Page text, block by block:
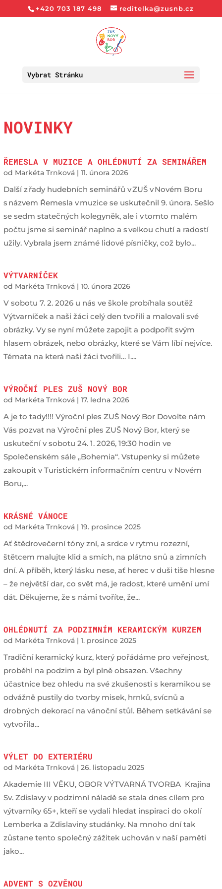
+420 703 187 498 reditelka@zusnb.cz
Vybrat Stránku
NOVINKY
ŘEMESLA V MUZICE A OHLÉDNUTÍ ZA SEMINÁŘEM
od Markéta Trnková| 11. února 2026
Další z řady hudebních seminářů v ZUŠ v Novém Boru
s názvem Řemesla v muzice se uskutečnil 9. února. Sešlo
se sedm statečných kolegyněk, ale i v tomto malém
počtu jsme si seminář naplno a s velkou chutí a radostí
užily. Vybrala jsem známé lidové písničky, což bylo...
VÝTVARNÍČEK
od Markéta Trnková| 10. února 2026
V sobotu 7. 2. 2026 u nás ve škole probíhala soutěž
Výtvarníček a naši žáci celý den tvořili a malovali své
obrázky. Vy se nyní můžete zapojit a podpořit svým
hlasem obrázek, nebo obrázky, které se Vám líbí nejvíce.
Témata na která naši žáci tvořili… I....
VÝROČNÍ PLES ZUŠ NOVÝ BOR
od Markéta Trnková| 17. ledna 2026
A je to tady!!!! Výroční ples ZUŠ Nový Bor Dovolte nám
Vás pozvat na Výroční ples ZUŠ Nový Bor, který se
uskuteční v sobotu 24. 1. 2026, 19:30 hodin ve
Společenském sále „Bohemia“. Vstupenky si můžete
zakoupit v Turistickém informačním centru v Novém
Boru,...
KRÁSNÉ VÁNOCE
od Markéta Trnková| 19. prosince 2025
Ať štědrovečerní tóny zní, a srdce v rytmu rozezní,
štětcem malujte klid a smích, na plátno snů a zimních
dní. A příběh, který lásku nese, ať herec v duši tiše hlesne
– že největší dar, co svět má, je radost, které umění umí
dát. Děkujeme, že s námi tvoříte, že...
OHLÉDNUTÍ ZA PODZIMNÍM KERAMICKÝM KURZEM
od Markéta Trnková| 1. prosince 2025
Tradiční keramický kurz, který pořádáme pro veřejnost,
proběhl na podzim a byl plně obsazen. Všechny
účastnice bez ohledu na své zkušenosti s keramikou se
odvážně pustily do tvorby misek, hrnků, svícnů a
drobných dekorací na vánoční stůl. Během setkávání se
vytvořila...
VÝLET DO EXTERIÉRU
od Markéta Trnková| 26. listopadu 2025
Akademie III VĚKU, OBOR VÝTVARNÁ TVORBA Krajina
Sv. Zdislavy v podzimní náladě se stala dnes cílem pro
výtvarníky 65+, kteří se vydali hledat inspiraci do okolí
Lemberka a Zdislaviny studánky. Na mnoho dní tak
zůstane tento společný zážitek uchován v naší paměti
jako...
ADVENT S OZVĚNOU